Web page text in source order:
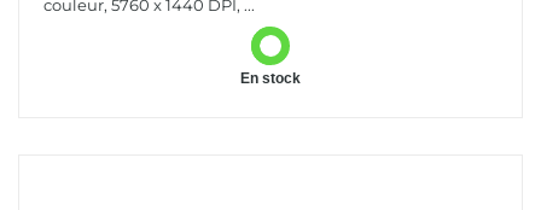
couleur, 5760 x 1440 DPI, ...
En stock